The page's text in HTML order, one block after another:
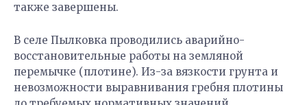
также завершены.
В селе Пылковка проводились аварийно-
восстановительные работы на земляной
перемычке (плотине). Из-за вязкости грунта и
невозможности выравнивания гребня плотины